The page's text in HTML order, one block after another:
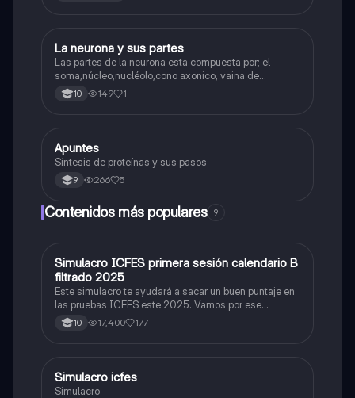
Biologia
La neurona y sus partes
Las partes de la neurona esta compuesta por; el
soma,núcleo,nucléolo,cono axonico, vaina de
mielina,celula schwan,núcleo de schwann,nódulo de
Ranvier,terminal axonico Arborizacion terminal, botón
10 149 1
Biologia
Apuntes
Síntesis de proteínas y sus pasos
9 266 5
Contenidos más populares 9
ICFES: Matemáticas
Simulacro ICFES primera sesión calendario B
filtrado 2025
Este simulacro te ayudará a sacar un buen puntaje en
las pruebas ICFES este 2025. Vamos por ese
500/500. Y poder ser admitido en la universidad que
quieras, estudiar la carrera que quieres y no la que te
10 17,400 177
ICFES: Lectura Crítica
Simulacro icfes
Simulacro